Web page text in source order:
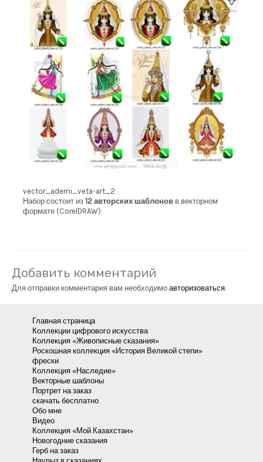
vector_ademi_veta-art_2
Набор состоит из12 авторских шаблонов в векторном
формате (CorelDRAW)
Добавить комментарий
Для отправки комментария вам необходимо авторизоваться
Главная страница
Коллекции цифрового искусства
Коллекция «Живописные сказания»
Роскошная коллекция «История Великой степи»
фрески
Коллекция «Наследие»
Векторные шаблоны
Портрет на заказ
скачать бесплатно
Обо мне
Видео
Коллекция «Мой Казахстан»
Новогодние сказания
Герб на заказ